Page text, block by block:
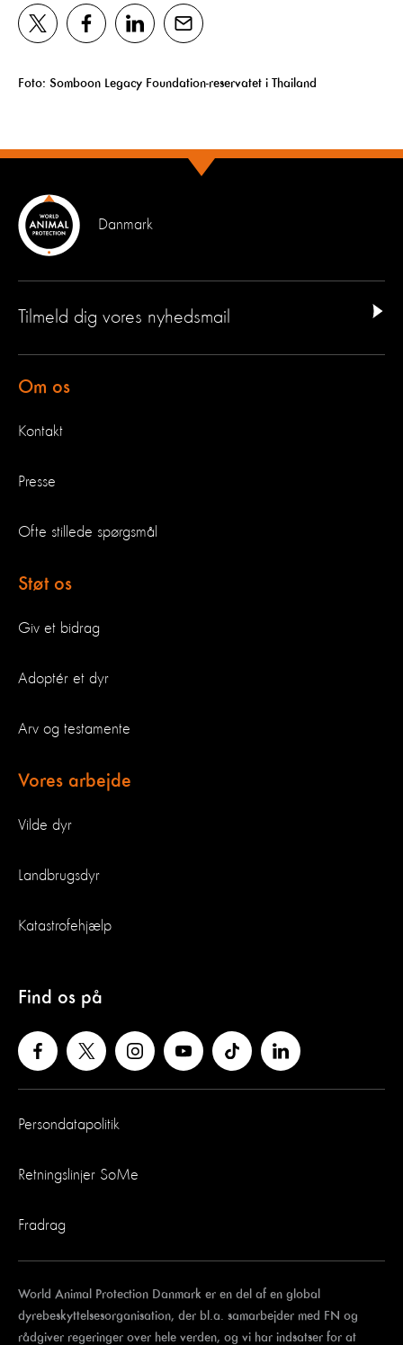
Foto: Somboon Legacy Foundation-reservatet i Thailand
Danmark
Tilmeld dig vores nyhedsmail
Om os
Kontakt
Presse
Ofte stillede spørgsmål
Støt os
Giv et bidrag
Adoptér et dyr
Arv og testamente
Vores arbejde
Vilde dyr
Landbrugsdyr
Katastrofehjælp
Find os på
Persondatapolitik
Retningslinjer SoMe
Fradrag
World Animal Protection Danmark er en del af en global
dyrebeskyttelsesorganisation, der bl.a. samarbejder med FN og
rådgiver regeringer over hele verden, og vi har indsatser for at